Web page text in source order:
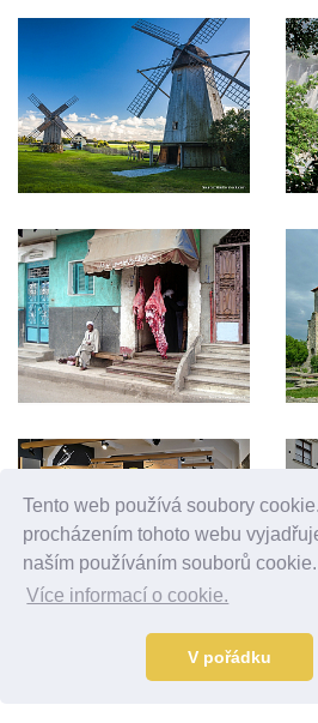
Tento web používá soubory
procházením tohoto webu
naším používáním souborů cookie.
Více informací o cookie.
V pořádku